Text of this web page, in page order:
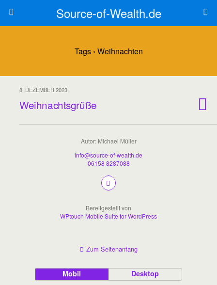
Source-of-Wealth.de
Tags › Weihnachten
8. DEZEMBER 2023
Weihnachtsgrüße
Autor: Michael Müller
info@source-of-wealth.de
06158 8287088
Bereitgestellt von
WPtouch Mobile Suite for WordPress
Zum Seitenanfang
Mobil Desktop